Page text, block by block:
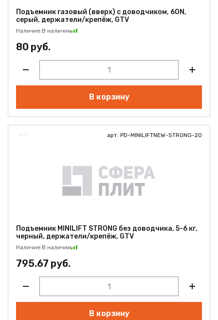
Подъемник газовый (вверх) с доводчиком, 60N,
серый, держатели/крепёж, GTV
Наличие:В наличии
80 руб.
В корзину
арт. PD-MINILIFTNEW-STRONG-20
Подъемник MINILIFT STRONG без доводчика, 5-6 кг,
черный, держатели/крепёж, GTV
Наличие:В наличии
795.67 руб.
В корзину